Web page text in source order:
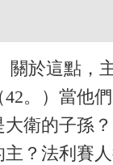
於這點，
。）當他
衛的子孫
？法利賽